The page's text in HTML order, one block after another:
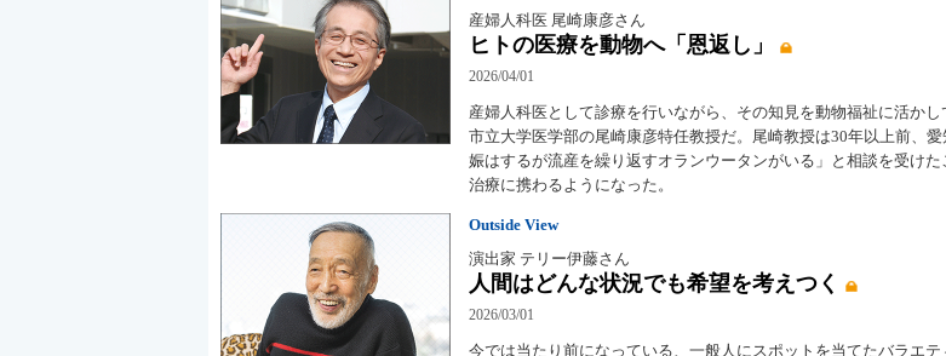
産婦人科医 尾崎康彦さん
ヒトの医療を動物へ「恩返し」
2026/04/01
産婦人科医として診療を行いながら、その知見を動物福祉に活か
市立大学医学部の尾崎康彦特任教授だ。尾崎教授は30年以上前、
娠はするが流産を繰り返すオランウータンがいる」と相談を受け
治療に携わるようになった。
Outside View
演出家 テリー伊藤さん
人間はどんな状況でも希望を考えつく
2026/03/01
今では当たり前になっている、一般人にスポットを当てたバラエ